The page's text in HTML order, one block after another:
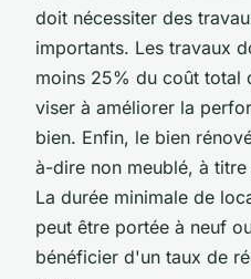
doit nécessiter des
importants. Les travaux
moins 25% du coût total
viser à améliorer la
bien. Enfin, le bien
à-dire non meublé, à
La durée minimale de
peut être portée à neuf
bénéficier d'un taux de